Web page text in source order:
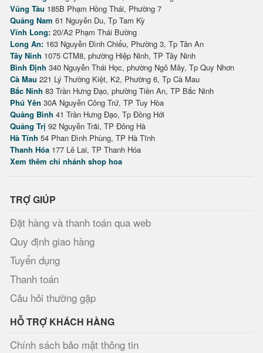
Vũng Tàu 185B Phạm Hồng Thái, Phường 7
Quảng Nam 61 Nguyễn Du, Tp Tam Kỳ
Vĩnh Long: 20/A2 Phạm Thái Bường
Long An: 163 Nguyễn Đình Chiểu, Phường 3, Tp Tân An
Tây Ninh 1075 CTM8, phường Hiệp Ninh, TP Tây Ninh
Bình Định 340 Nguyễn Thái Học, phường Ngô Mây, Tp Quy Nhơn
Cà Mau 221 Lý Thường Kiệt, K2, Phường 6, Tp Cà Mau
Bắc Ninh 83 Trần Hưng Đạo, phường Tiền An, TP Bắc Ninh
Phú Yên 30A Nguyễn Công Trứ, TP Tuy Hòa
Quảng Bình 41 Trần Hưng Đạo, Tp Đồng Hới
Quảng Trị 92 Nguyễn Trãi, TP Đông Hà
Hà Tĩnh 54 Phan Đình Phùng, TP Hà Tĩnh
Thanh Hóa 177 Lê Lai, TP Thanh Hóa
Xem thêm chi nhánh shop hoa
TRỢ GIÚP
Đặt hàng và thanh toán qua web
Quy định giao hàng
Tuyển dụng
Thanh toán
Câu hỏi thường gặp
HỖ TRỢ KHÁCH HÀNG
Chính sách bảo mật thông tin